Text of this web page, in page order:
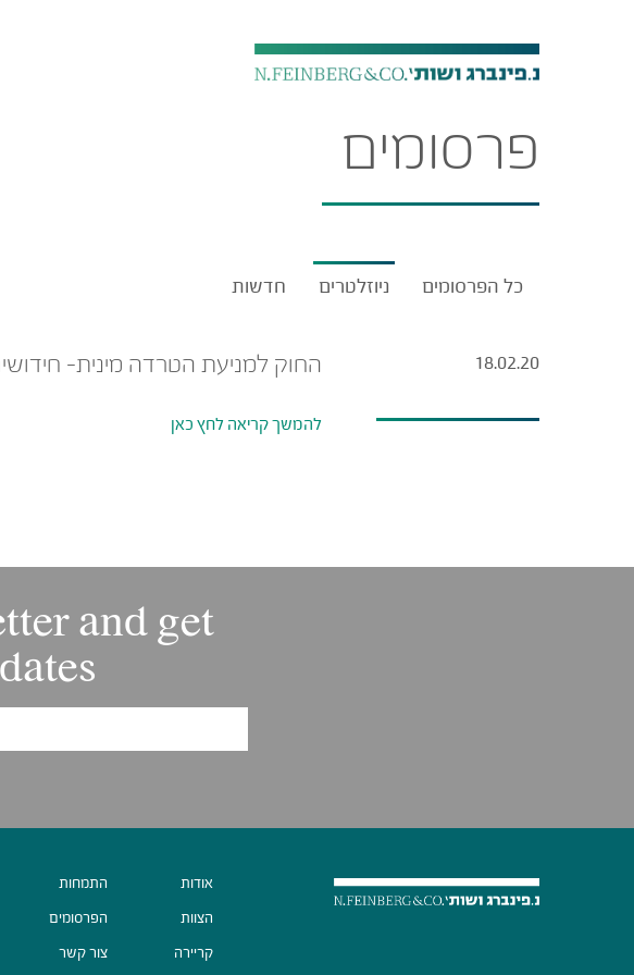
פרסומים
כל הפרסומים ניוזלטרים חדשות
18.02.20 החוק למניעת הטרדה מינית-
להמשך קריאה לחץ כאן
and get
אודות
התמחות
הצוות
הפרסומים
קריירה
צור קשר